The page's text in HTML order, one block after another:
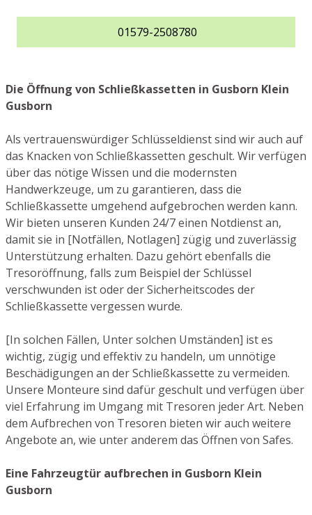
01579-2508780
Die Öffnung von Schließkassetten in Gusborn Klein
Gusborn
Als vertrauenswürdiger Schlüsseldienst sind wir auch auf
das Knacken von Schließkassetten geschult. Wir verfügen
über das nötige Wissen und die modernsten
Handwerkzeuge, um zu garantieren, dass die
Schließkassette umgehend aufgebrochen werden kann.
Wir bieten unseren Kunden 24/7 einen Notdienst an,
damit sie in [Notfällen, Notlagen] zügig und zuverlässig
Unterstützung erhalten. Dazu gehört ebenfalls die
Tresoröffnung, falls zum Beispiel der Schlüssel
verschwunden ist oder der Sicherheitscodes der
Schließkassette vergessen wurde.
[In solchen Fällen, Unter solchen Umständen] ist es
wichtig, zügig und effektiv zu handeln, um unnötige
Beschädigungen an der Schließkassette zu vermeiden.
Unsere Monteure sind dafür geschult und verfügen über
viel Erfahrung im Umgang mit Tresoren jeder Art. Neben
dem Aufbrechen von Tresoren bieten wir auch weitere
Angebote an, wie unter anderem das Öffnen von Safes.
Eine Fahrzeugtür aufbrechen in Gusborn Klein
Gusborn